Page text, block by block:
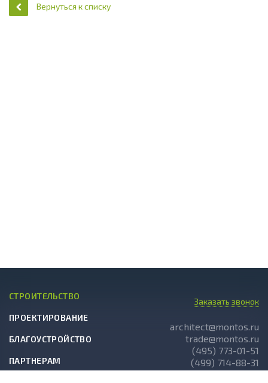
Вернуться к списку
СТРОИТЕЛЬСТВО
ПРОЕКТИРОВАНИЕ
БЛАГОУСТРОЙСТВО
ПАРТНЕРАМ
Заказать звонок
architect@montos.ru
trade@montos.ru
(495) 773-01-51
(499) 714-88-31